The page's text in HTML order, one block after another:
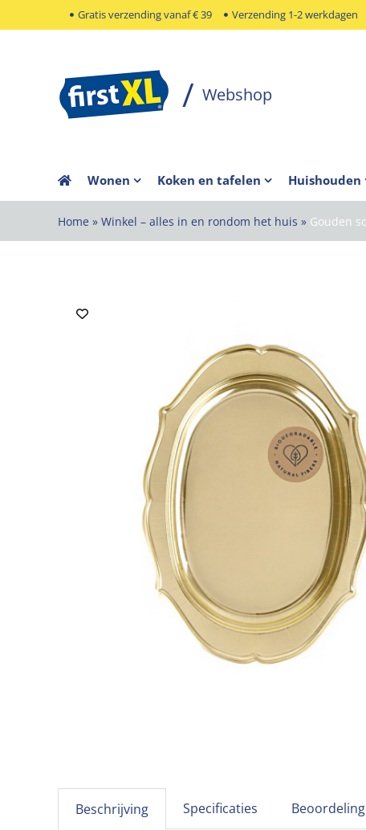
naar
Gratis verzending vanaf € 39 Verzending 1-2 werkdagen
Wonen Koken en tafelen Huishouden
Home » Winkel – alles in en rondom het huis » Gouden
Beschrijving Specificaties